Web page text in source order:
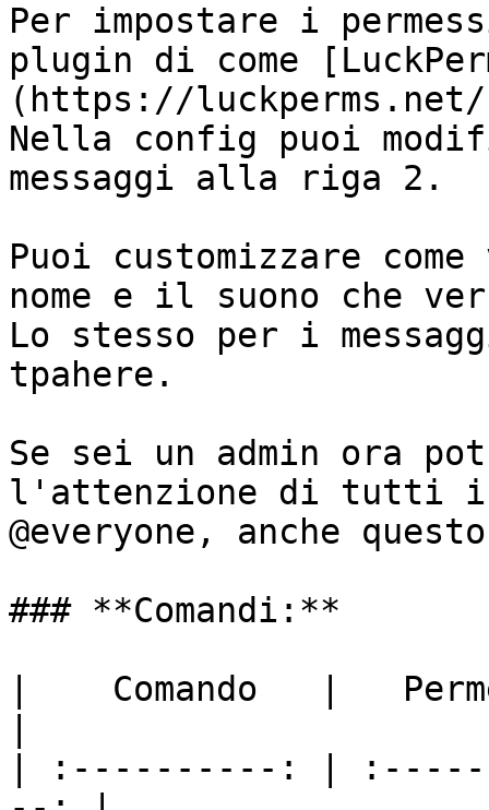
Per impostare i
plugin di come
(https://
Nella config puoi
messaggi alla riga 2.
Puoi customizzare
nome e il suono che
Lo stesso per i
tpahere.
Se sei un admin ora
l'attenzione di tutti i
@everyone, anche
### **Comandi:**
|    Comando   |
| :----------: |